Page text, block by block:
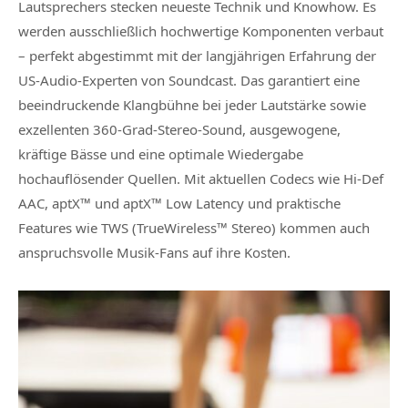
Lautsprechers stecken neueste Technik und Knowhow. Es
werden ausschließlich hochwertige Komponenten verbaut
– perfekt abgestimmt mit der langjährigen Erfahrung der
US-Audio-Experten von Soundcast. Das garantiert eine
beeindruckende Klangbühne bei jeder Lautstärke sowie
exzellenten 360-Grad-Stereo-Sound, ausgewogene,
kräftige Bässe und eine optimale Wiedergabe
hochauflösender Quellen. Mit aktuellen Codecs wie Hi-Def
AAC, aptX™ und aptX™ Low Latency und praktische
Features wie TWS (TrueWireless™ Stereo) kommen auch
anspruchsvolle Musik-Fans auf ihre Kosten.